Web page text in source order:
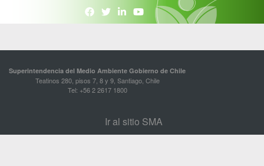
Superintendencia del Medio Ambiente Gobierno de Chile
Teatinos 280, pisos 7, 8 y 9, Santiago, Chile
Tel: +56 2 2617 1800
Ir al sitio SMA